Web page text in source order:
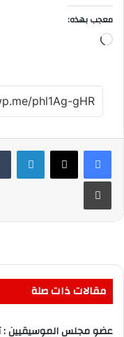
معجب بهذه:
جاري
طباعة
مقالات ذات صلة
عضو مجلس الموسيقيين :